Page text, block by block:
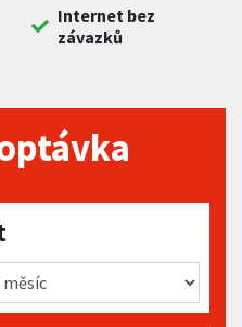
Internet bez
závazků